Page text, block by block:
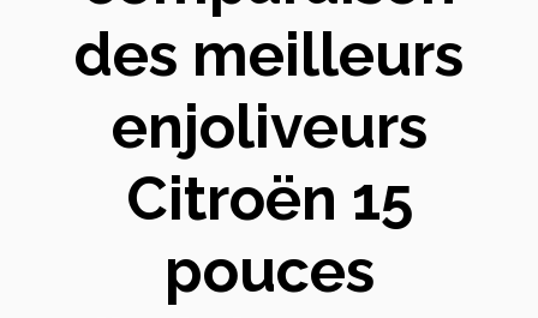
des meilleurs
enjoliveurs
Citroën 15
pouces